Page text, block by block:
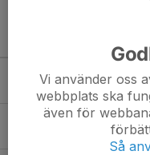
Kommande
Tor 13/8
19:00-20:00
Träning - Dam
Bergshamra IP
Tor 20/8 Träning -
Bergshamra IP
Vi använder oss
webbplats ska
även för
Så